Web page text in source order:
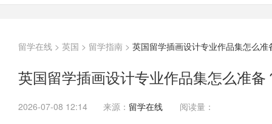
留学在线 > 英国 > 留学指南 > 英国留学插画设计专业作品集怎么
英国留学插画设计专业作品集怎么准
2026-07-08 12:14 来源： 留学在线 阅读量：